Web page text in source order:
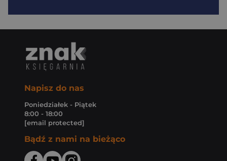
Napisz do nas
Poniedziałek - Piątek
8:00 - 18:00
[email protected]
Bądź z nami na bieżąco